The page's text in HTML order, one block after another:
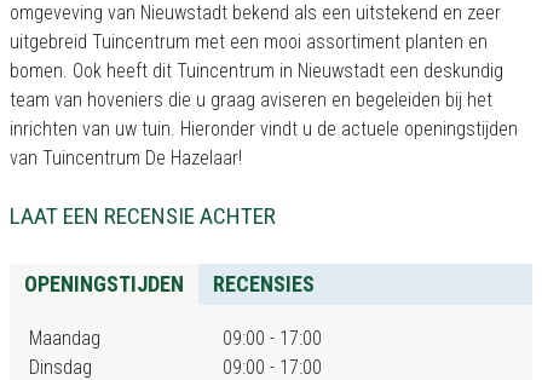
omgeveving van Nieuwstadt bekend als een uitstekend en zeer
uitgebreid Tuincentrum met een mooi assortiment planten en
bomen. Ook heeft dit Tuincentrum in Nieuwstadt een deskundig
team van hoveniers die u graag aviseren en begeleiden bij het
inrichten van uw tuin. Hieronder vindt u de actuele openingstijden
van Tuincentrum De Hazelaar!
LAAT EEN RECENSIE ACHTER
OPENINGSTIJDEN RECENSIES
Maandag
09:00 - 17:00
Dinsdag
09:00 - 17:00